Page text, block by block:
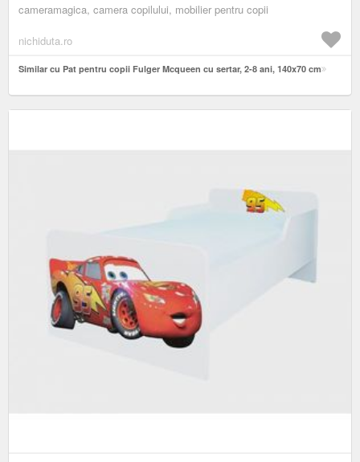
cameramagica, camera copilului, mobilier pentru copii
nichiduta.ro
Similar cu Pat pentru copii Fulger Mcqueen cu sertar, 2-8 ani, 140x70 cm